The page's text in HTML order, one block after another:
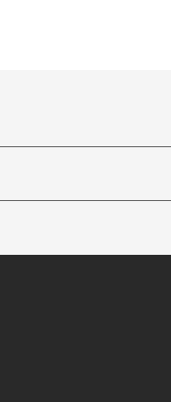
auf LinkedIn